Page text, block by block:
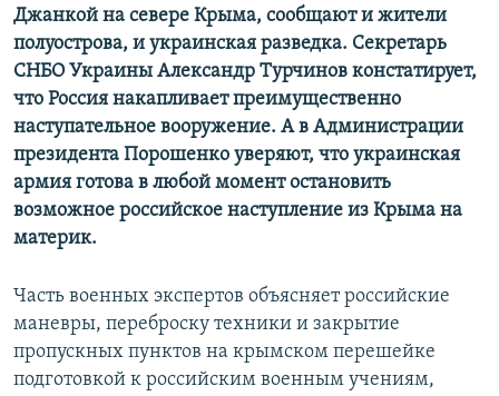
Джанкой на севере Крыма, сообщают и жители
полуострова, и украинская разведка. Секретарь
СНБО Украины Александр Турчинов констатирует,
что Россия накапливает преимущественно
наступательное вооружение. А в Администрации
президента Порошенко уверяют, что украинская
армия готова в любой момент остановить
возможное российское наступление из Крыма на
материк.
Часть военных экспертов объясняет российские
маневры, переброску техники и закрытие
пропускных пунктов на крымском перешейке
подготовкой к российским военным учениям,